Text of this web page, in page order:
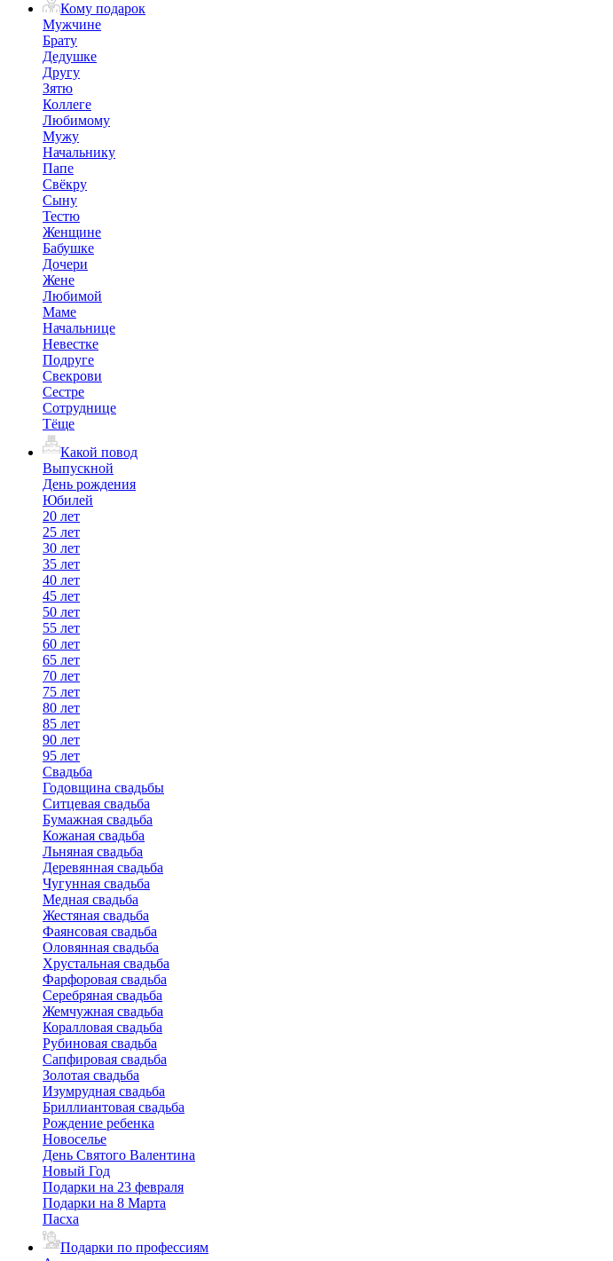
Кому подарок
Мужчине
Брату
Дедушке
Другу
Зятю
Коллеге
Любимому
Мужу
Начальнику
Папе
Свёкру
Сыну
Тестю
Женщине
Бабушке
Дочери
Жене
Любимой
Маме
Начальнице
Невестке
Подруге
Свекрови
Сестре
Сотруднице
Тёще
Какой повод
Выпускной
День рождения
Юбилей
20 лет
25 лет
30 лет
35 лет
40 лет
45 лет
50 лет
55 лет
60 лет
65 лет
70 лет
75 лет
80 лет
85 лет
90 лет
95 лет
Свадьба
Годовщина свадьбы
Ситцевая свадьба
Бумажная свадьба
Кожаная свадьба
Льняная свадьба
Деревянная свадьба
Чугунная свадьба
Медная свадьба
Жестяная свадьба
Фаянсовая свадьба
Оловянная свадьба
Хрустальная свадьба
Фарфоровая свадьба
Серебряная свадьба
Жемчужная свадьба
Коралловая свадьба
Рубиновая свадьба
Сапфировая свадьба
Золотая свадьба
Изумрудная свадьба
Бриллиантовая свадьба
Рождение ребенка
Новоселье
День Святого Валентина
Новый Год
Подарки на 23 февраля
Подарки на 8 Марта
Пасха
Подарки по профессиям